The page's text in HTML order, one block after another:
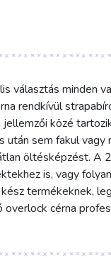
választás minden
rendkívül
közé
után sem fakul
öltésképzést. A
is, vagy
termékeknek,
cérna